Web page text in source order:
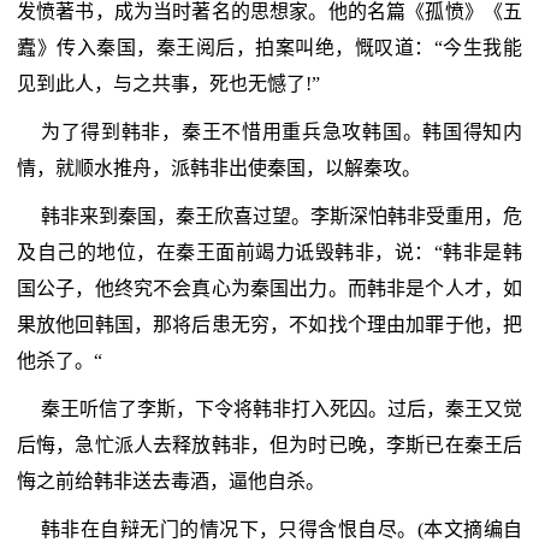
发愤著书，成为当时著名的思想家。他的名篇《孤愤》《五
蠹》传入秦国，秦王阅后，拍案叫绝，慨叹道：“今生我能
见到此人，与之共事，死也无憾了!”
为了得到韩非，秦王不惜用重兵急攻韩国。韩国得知内
情，就顺水推舟，派韩非出使秦国，以解秦攻。
韩非来到秦国，秦王欣喜过望。李斯深怕韩非受重用，危
及自己的地位，在秦王面前竭力诋毁韩非，说：“韩非是韩
国公子，他终究不会真心为秦国出力。而韩非是个人才，如
果放他回韩国，那将后患无穷，不如找个理由加罪于他，把
他杀了。“
秦王听信了李斯，下令将韩非打入死囚。过后，秦王又觉
后悔，急忙派人去释放韩非，但为时已晚，李斯已在秦王后
悔之前给韩非送去毒酒，逼他自杀。
韩非在自辩无门的情况下，只得含恨自尽。(本文摘编自